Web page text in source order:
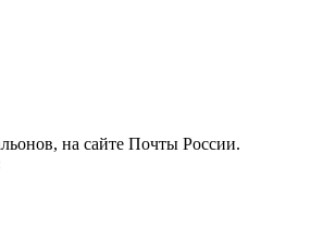
на сайте Почты России.